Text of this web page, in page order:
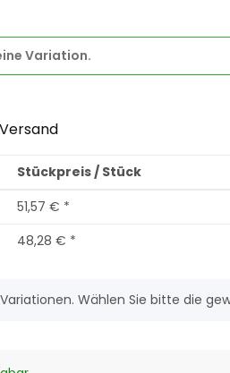
Variation.
Versand
Stückpreis / Stück
51,57 € *
48,28 € *
Wählen Sie bitte die